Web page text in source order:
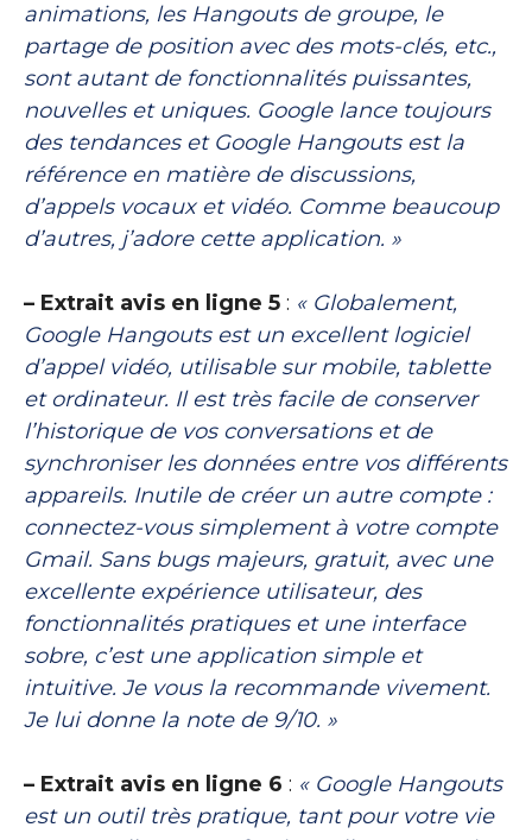
animations, les Hangouts de groupe, le
partage de position avec des mots-clés, etc.,
sont autant de fonctionnalités puissantes,
nouvelles et uniques. Google lance toujours
des tendances et Google Hangouts est la
référence en matière de discussions,
d’appels vocaux et vidéo. Comme beaucoup
d’autres, j’adore cette application. »
– Extrait avis en ligne 5 : « Globalement,
Google Hangouts est un excellent logiciel
d’appel vidéo, utilisable sur mobile, tablette
et ordinateur. Il est très facile de conserver
l’historique de vos conversations et de
synchroniser les données entre vos différents
appareils. Inutile de créer un autre compte :
connectez-vous simplement à votre compte
Gmail. Sans bugs majeurs, gratuit, avec une
excellente expérience utilisateur, des
fonctionnalités pratiques et une interface
sobre, c’est une application simple et
intuitive. Je vous la recommande vivement.
Je lui donne la note de 9/10. »
– Extrait avis en ligne 6 : « Google Hangouts
est un outil très pratique, tant pour votre vie